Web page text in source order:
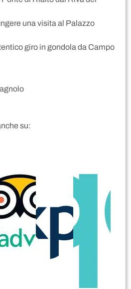
una visita al Palazzo
giro in gondola da Campo
su: